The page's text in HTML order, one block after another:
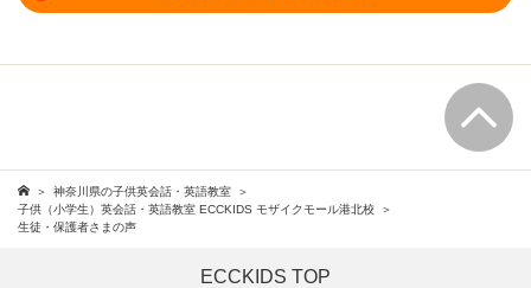
神奈川県の子供英会話・英語教室
子供（小学生）英会話・英語教室 ECCKIDS モザイクモール港北校
生徒・保護者さまの声
ECCKIDS TOP